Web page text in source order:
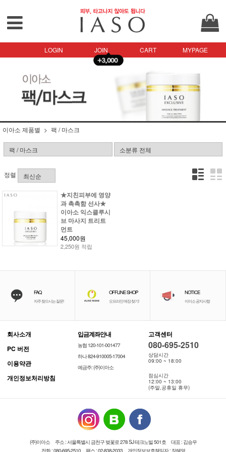
LOGIN JOIN CART MYPAGE
이아소 제품별 팩 / 마스크
정렬
★지친피부에 영양
과 촉촉함 선사★
이아소 익스클루시
브 마사지 트리트
먼트
45,000원
2,250원 적립
FAQ
자주 찾으시는 질문!
OFFLINE SHOP
오프라인 매장 찾기!
NOTICE
이이소 공지사항
회사소개
PC 버전
이용약관
개인정보처리방침
입금계좌안내
농협 120-101-001477
하나 824-910005-17004
예금주: (주)이아소
고객센터
080-695-2510
상담시간
09:00 ~ 18:00
점심시간
12:00 ~ 13:00
(주말,공휴일 휴무)
(주)이아소 주소 : 서울특별시 금천구 벚꽃로 278 SJ 테크노빌 501호
대표 : 김승우